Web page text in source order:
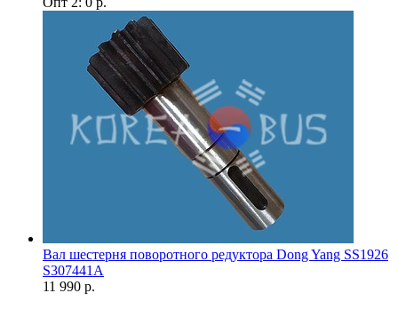
Вал шестерня поворотного редуктора Dong Yang SS1926
S307441A
11 990 р.